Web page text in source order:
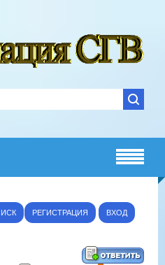
РЕГИСТРАЦИЯ ВХОД